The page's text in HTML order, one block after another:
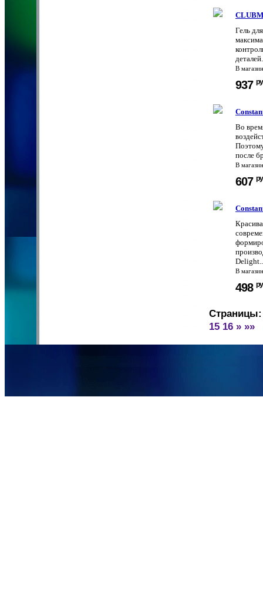
Гель
В
937
Во
после
В
607
В
498
Страницы:
15 16 » »»